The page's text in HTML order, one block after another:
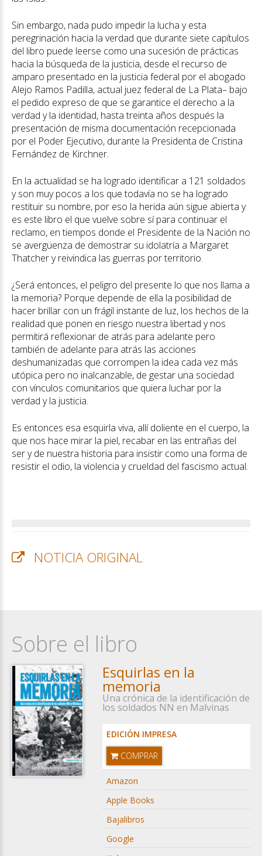
Sin embargo, nada pudo impedir la lucha y esta
peregrinación hacia la verdad que durante siete capítulos
del libro puede leerse como una sucesión de prácticas
hacia la búsqueda de la justicia, desde el recurso de
amparo presentado en la justicia federal por el abogado
Alejo Ramos Padilla, actual juez federal de La Plata– bajo
el pedido expreso de que se garantice el derecho a la
verdad y la identidad, hasta treinta años después la
presentación de misma documentación recepcionada
por el Poder Ejecutivo, durante la Presidenta de Cristina
Fernández de Kirchner.
En la actualidad se ha logrado identificar a 121 soldados
y son muy pocos a los que todavía no se ha logrado
restituir su nombre, por eso la herida aún sigue abierta y
es este libro el que vuelve sobre sí para continuar el
reclamo, en tiempos donde el Presidente de la Nación no
se avergüenza de demostrar su idolatría a Margaret
Thatcher y reivindica las guerras por territorio.
¿Será entonces, el peligro del presente lo que nos llama a
la memoria? Porque depende de ella la posibilidad de
hacer brillar con un frágil instante de luz, los hechos de la
realidad que ponen en riesgo nuestra libertad y nos
permitirá reflexionar de atrás para adelante pero
también de adelante para atrás las acciones
deshumanizadas que corrompen la idea cada vez más
utópica pero no inalcanzable, de gestar una sociedad
con vínculos comunitarios que quiera luchar por la
verdad y la justicia.
Es entonces esa esquirla viva, allí doliente en el cuerpo, la
que nos hace mirar la piel, recabar en las entrañas del
ser y de nuestra historia para insistir como una forma de
resistir el odio, la violencia y crueldad del fascismo actual.
NOTICIA ORIGINAL
Sobre el libro
Esquirlas en la
memoria
Una crónica de la identificación de
los soldados NN en Malvinas
EDICIÓN IMPRESA
COMPRAR
Amazon
Apple Books
Bajalibros
Google